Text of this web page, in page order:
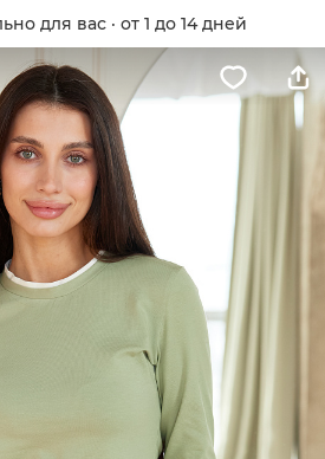
для вас · от 1 до 14 дней